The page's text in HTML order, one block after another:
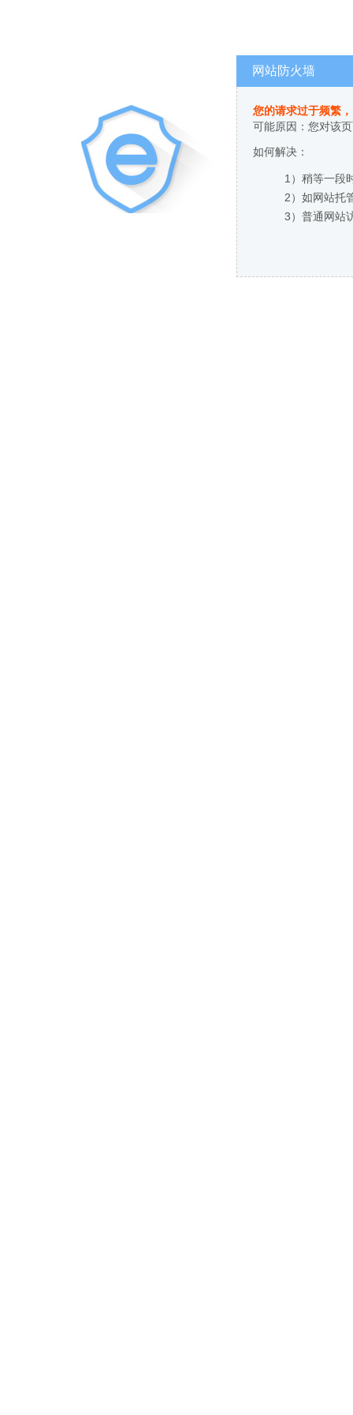
网站防火墙
您的请求过于频繁
可能原因：您对该
如何解决：
1）稍等一段
2）如网站托
3）普通网站